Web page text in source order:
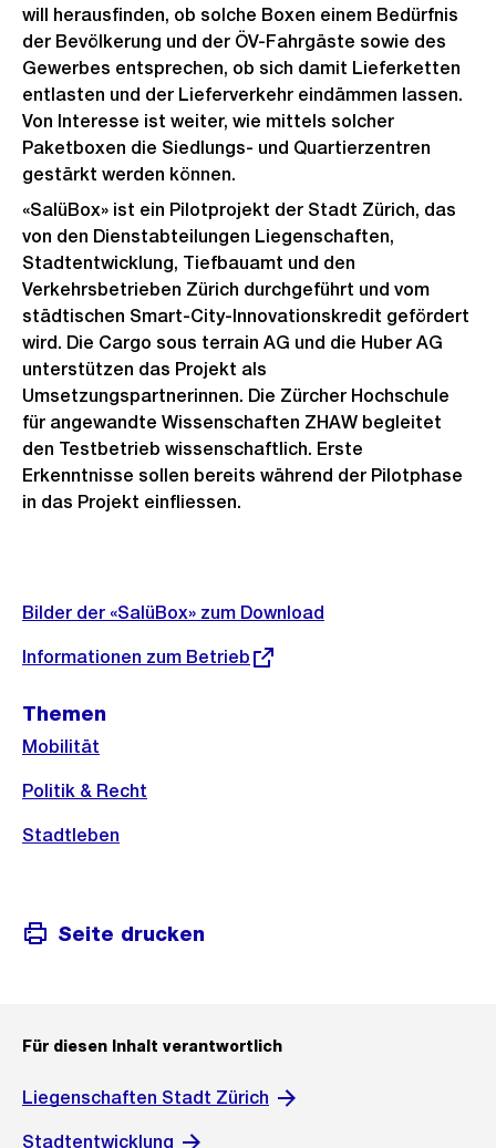
will herausfinden, ob solche Boxen einem Bedürfnis
der Bevölkerung und der ÖV-Fahrgäste sowie des
Gewerbes entsprechen, ob sich damit Lieferketten
entlasten und der Lieferverkehr eindämmen lassen.
Von Interesse ist weiter, wie mittels solcher
Paketboxen die Siedlungs- und Quartierzentren
gestärkt werden können.
«SalüBox» ist ein Pilotprojekt der Stadt Zürich, das
von den Dienstabteilungen Liegenschaften,
Stadtentwicklung, Tiefbauamt und den
Verkehrsbetrieben Zürich durchgeführt und vom
städtischen Smart-City-Innovationskredit gefördert
wird. Die Cargo sous terrain AG und die Huber AG
unterstützen das Projekt als
Umsetzungspartnerinnen. Die Zürcher Hochschule
für angewandte Wissenschaften ZHAW begleitet
den Testbetrieb wissenschaftlich. Erste
Erkenntnisse sollen bereits während der Pilotphase
in das Projekt einfliessen.
Informationen
Bilder der «SalüBox» zum Download
Externer
Informationen zum Betrieb
Themen
Mobilität
Politik & Recht
Stadtleben
Seite drucken
Für diesen Inhalt verantwortlich
Liegenschaften Stadt Zürich
Stadtentwicklung